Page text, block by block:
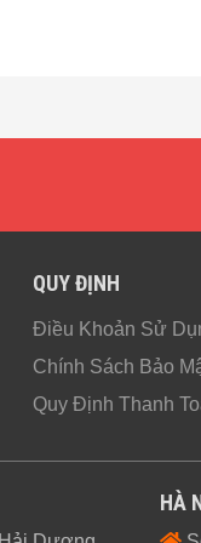
QUY ĐỊNH
Điều Khoản Sử
Chính Sách Bảo
Quy Định Thanh
HÀ